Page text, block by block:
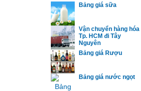
Bảng giá sữa
Vận chuyển hàng hóa
Tp. HCM đi Tây
Nguyên
Bảng giá Rượu
Bảng giá nước ngọt